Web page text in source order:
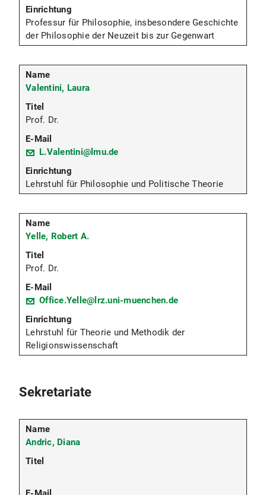
Professur für Philosophie, insbesondere Geschichte
der Philosophie der Neuzeit bis zur Gegenwart
Valentini, Laura
Prof. Dr.
L.Valentini@lmu.de
Lehrstuhl für Philosophie und Politische Theorie
Yelle, Robert A.
Prof. Dr.
Office.Yelle@lrz.uni-muenchen.de
Lehrstuhl für Theorie und Methodik der
Religionswissenschaft
Sekretariate
Andric, Diana